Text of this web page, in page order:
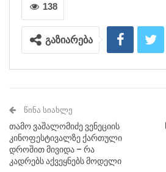
138
გაზიარება
ᲬᲘᲜᲐ ᲡᲘᲐᲮᲚᲔ
თამო ვაშალომიძე ვენეციის
კინოფესტივალზე ქართული
დროშით მივიდა – რა
კადრებს აქვეყნებს მოდელი